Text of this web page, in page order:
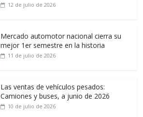
12 de julio de 2026
Mercado automotor nacional cierra su
mejor 1er semestre en la historia
11 de julio de 2026
Las ventas de vehículos pesados:
Camiones y buses, a junio de 2026
10 de julio de 2026